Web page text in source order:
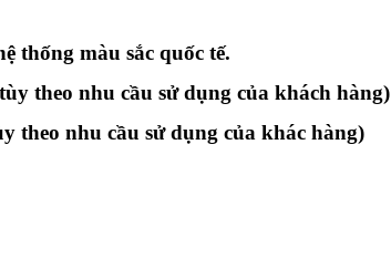
thống màu sắc quốc tế.
theo nhu cầu sử dụng của khách hàng)
theo nhu cầu sử dụng của khác hàng)